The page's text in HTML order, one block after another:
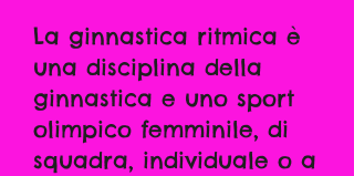
La ginnastica ritmica è
una disciplina della
ginnastica e uno sport
olimpico femminile, di
squadra, individuale o a